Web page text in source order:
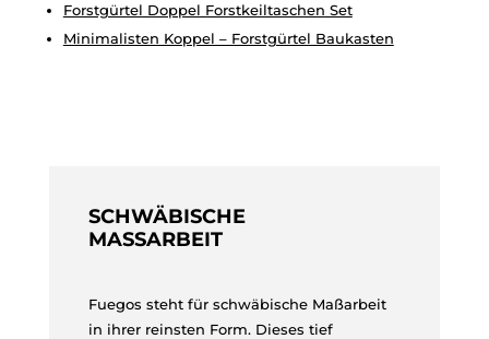
Forstgürtel Doppel Forstkeiltaschen Set
Minimalisten Koppel – Forstgürtel Baukasten
SCHWÄBISCHE
MASSARBEIT
Fuegos steht für schwäbische Maßarbeit
in ihrer reinsten Form. Dieses tief